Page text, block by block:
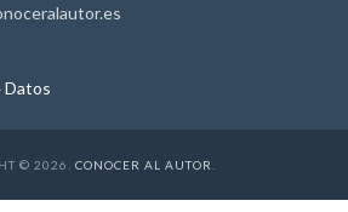
Datos
© 2026. CONOCER AL AUTOR